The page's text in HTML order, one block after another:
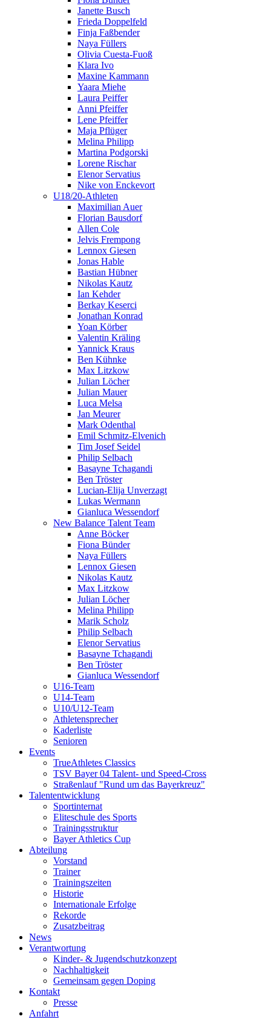
Janette Busch
Frieda Doppelfeld
Finja Faßbender
Naya Füllers
Olivia Cuesta-Fuoß
Klara Ivo
Maxine Kammann
Yaara Miehe
Laura Peiffer
Anni Pfeiffer
Lene Pfeiffer
Maja Pflüger
Melina Philipp
Martina Podgorski
Lorene Rischar
Elenor Servatius
Nike von Enckevort
U18/20-Athleten
Maximilian Auer
Florian Bausdorf
Allen Cole
Jelvis Frempong
Lennox Giesen
Jonas Hable
Bastian Hübner
Nikolas Kautz
Ian Kehder
Berkay Keserci
Jonathan Konrad
Yoan Körber
Valentin Kräling
Yannick Kraus
Ben Kühnke
Max Litzkow
Julian Löcher
Julian Mauer
Luca Melsa
Jan Meurer
Mark Odenthal
Emil Schmitz-Elvenich
Tim Josef Seidel
Philip Selbach
Basayne Tchagandi
Ben Tröster
Lucian-Elija Unverzagt
Lukas Wermann
Gianluca Wessendorf
New Balance Talent Team
Anne Böcker
Fiona Bünder
Naya Füllers
Lennox Giesen
Nikolas Kautz
Max Litzkow
Julian Löcher
Melina Philipp
Marik Scholz
Philip Selbach
Elenor Servatius
Basayne Tchagandi
Ben Tröster
Gianluca Wessendorf
U16-Team
U14-Team
U10/U12-Team
Athletensprecher
Kaderliste
Senioren
Events
TrueAthletes Classics
TSV Bayer 04 Talent- und Speed-Cross
Straßenlauf "Rund um das Bayerkreuz"
Talententwicklung
Sportinternat
Eliteschule des Sports
Trainingsstruktur
Bayer Athletics Cup
Abteilung
Vorstand
Trainer
Trainingszeiten
Historie
Internationale Erfolge
Rekorde
Zusatzbeitrag
News
Verantwortung
Kinder- & Jugendschutzkonzept
Nachhaltigkeit
Gemeinsam gegen Doping
Kontakt
Presse
Anfahrt